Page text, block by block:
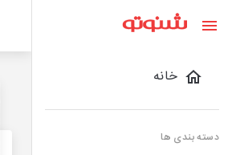
خانه
دسته بندی ها